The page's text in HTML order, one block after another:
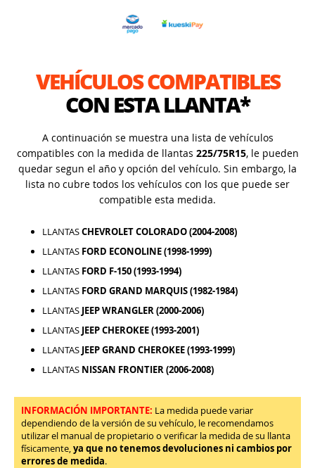
VEHÍCULOS COMPATIBLES
CON ESTA LLANTA*
A continuación se muestra una lista de vehículos
compatibles con la medida de llantas 225/75R15, le pueden
quedar segun el año y opción del vehículo. Sin embargo, la
lista no cubre todos los vehículos con los que puede ser
compatible esta medida.
LLANTASCHEVROLET COLORADO (2004-2008)
LLANTAS FORD ECONOLINE (1998-1999)
LLANTAS FORD F-150 (1993-1994)
LLANTAS FORD GRAND MARQUIS (1982-1984)
LLANTAS JEEP WRANGLER (2000-2006)
LLANTAS JEEP CHEROKEE (1993-2001)
LLANTAS JEEP GRAND CHEROKEE (1993-1999)
LLANTAS NISSAN FRONTIER (2006-2008)
INFORMACIÓN IMPORTANTE: La medida puede variar
dependiendo de la versión de su vehículo, le recomendamos
utilizar el manual de propietario o verificar la medida de su llanta
físicamente,ya que no tenemos devoluciones ni cambios por
errores de medida.